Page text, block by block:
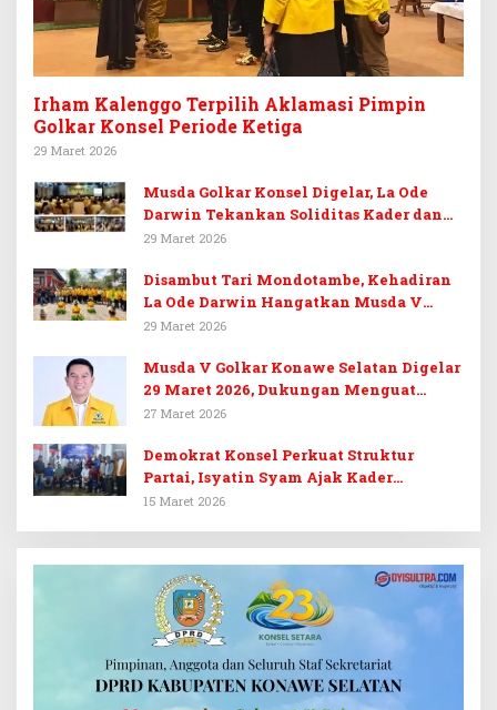
Irham Kalenggo Terpilih Aklamasi Pimpin
Golkar Konsel Periode Ketiga
29 Maret 2026
Musda Golkar Konsel Digelar, La Ode
Darwin Tekankan Soliditas Kader dan
Target 14 Kursi DPRD Konawe Selatan
29 Maret 2026
Disambut Tari Mondotambe, Kehadiran
La Ode Darwin Hangatkan Musda V
Golkar Konsel
29 Maret 2026
Musda V Golkar Konawe Selatan Digelar
29 Maret 2026, Dukungan Menguat
untuk Irham Kalenggo
27 Maret 2026
Demokrat Konsel Perkuat Struktur
Partai, Isyatin Syam Ajak Kader
Kembalikan Kejayaan
15 Maret 2026